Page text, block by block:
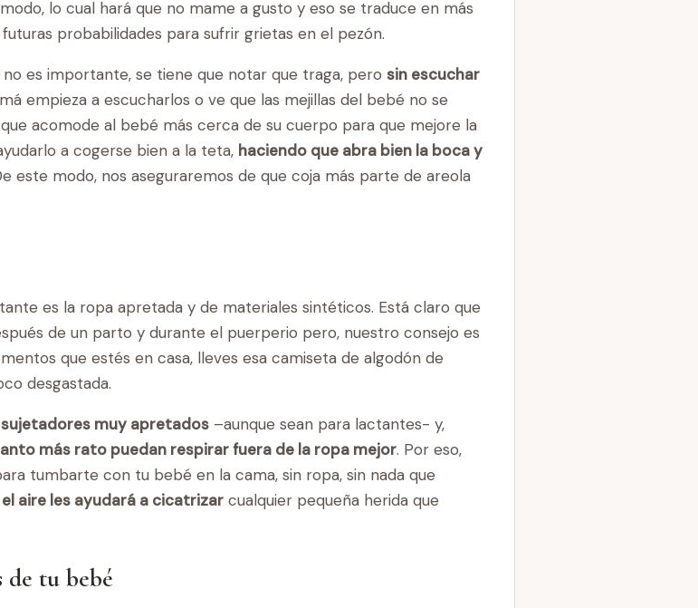
lo cual hará que no mame a gusto y eso se traduce en más
probabilidades para sufrir grietas en el pezón.
es importante, se tiene que notar que traga, pero sin escuchar
empieza a escucharlos o ve que las mejillas del bebé no se
acomode al bebé más cerca de su cuerpo para que mejore la
a cogerse bien a la teta, haciendo que abra bien la boca y
este modo, nos aseguraremos de que coja más parte de areola
es la ropa apretada y de materiales sintéticos. Está claro que
de un parto y durante el puerperio pero, nuestro consejo es
que estés en casa, lleves esa camiseta de algodón de
desgastada.
muy apretados –aunque sean para lactantes- y,
más rato puedan respirar fuera de la ropa mejor. Por eso,
tumbarte con tu bebé en la cama, sin ropa, sin nada que
aire les ayudará a cicatrizar cualquier pequeña herida que
tu bebé